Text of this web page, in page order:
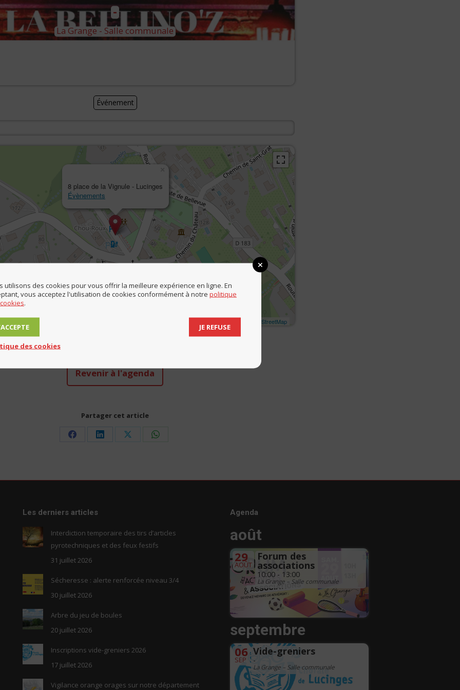
-
La Grange - Salle communale
Événement
8 place de la Vignule - Lucinges
Évènements
OpenStreetMap
Télécharger l'évènement au format ICAL
Revenir à l'agenda
Partager cet article
Share
Share
Share
Share
Les derniers articles
Interdiction temporaire des tirs d’articles
pyrotechniques et des feux festifs
31 juillet 2026
Sécheresse : alerte renforcée niveau 3/4
30 juillet 2026
Arbre du jeu de boules
20 juillet 2026
Inscriptions vide-greniers 2026
17 juillet 2026
Vigilance orange orages sur notre département
Agenda
août
29
AOÛT
Forum des
associations
10:00 - 13:00
La Grange – Salle communale
septembre
06
SEP
Vide-greniers
-
La Grange – Salle communale
utilisons des cookies pour vous offrir la meilleure expérience en ligne. En
vous acceptez l'utilisation de cookies conformément à notre politique
.
JE REFUSE
des cookies